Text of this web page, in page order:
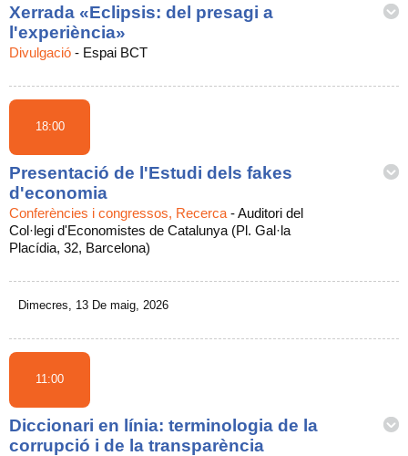
Xerrada «Eclipsis: del presagi a
l'experiència»
Divulgació - Espai BCT
18:00
Presentació de l'Estudi dels fakes
d'economia
Conferències i congressos, Recerca -Auditori del
Col·legi d'Economistes de Catalunya (Pl. Gal·la
Placídia, 32, Barcelona)
Dimecres, 13 De maig, 2026
11:00
Diccionari en línia: terminologia de la
corrupció i de la transparència